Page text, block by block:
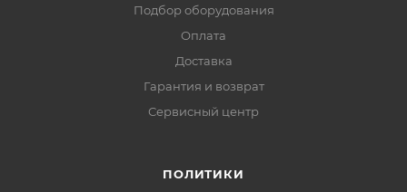
Подбор оборудования
Оплата
Доставка
Гарантия и возврат
Сервисный центр
ПОЛИТИКИ